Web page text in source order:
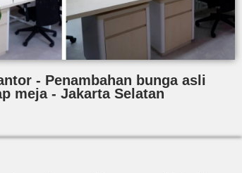
- Penambahan bunga asli
meja - Jakarta Selatan